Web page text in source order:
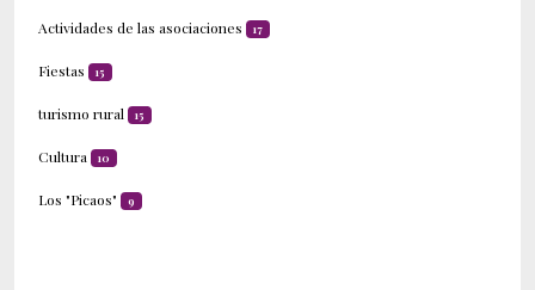
Actividades de las asociaciones 17
Fiestas 15
turismo rural 15
Cultura 10
Los "Picaos" 9